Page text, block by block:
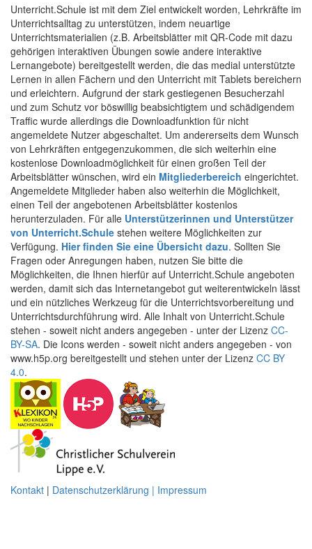
Unterricht.Schule ist mit dem Ziel entwickelt worden, Lehrkräfte im
Unterrichtsalltag zu unterstützen, indem neuartige
Unterrichtsmaterialien (z.B. Arbeitsblätter mit QR-Code mit dazu
gehörigen interaktiven Übungen sowie andere interaktive
Lernangebote) bereitgestellt werden, die das medial unterstützte
Lernen in allen Fächern und den Unterricht mit Tablets bereichern
und erleichtern. Aufgrund der stark gestiegenen Besucherzahl
und zum Schutz vor böswillig beabsichtigtem und schädigendem
Traffic wurde allerdings die Downloadfunktion für nicht
angemeldete Nutzer abgeschaltet. Um andererseits dem Wunsch
von Lehrkräften entgegenzukommen, die sich weiterhin eine
kostenlose Downloadmöglichkeit für einen großen Teil der
Arbeitsblätter wünschen, wird ein Mitgliederbereich eingerichtet.
Angemeldete Mitglieder haben also weiterhin die Möglichkeit,
einen Teil der angebotenen Arbeitsblätter kostenlos
herunterzuladen. Für alle Unterstützerinnen und Unterstützer
von Unterricht.Schule stehen weitere Möglichkeiten zur
Verfügung. Hier finden Sie eine Übersicht dazu. Sollten Sie
Fragen oder Anregungen haben, nutzen Sie bitte die
Möglichkeiten, die Ihnen hierfür auf Unterricht.Schule angeboten
werden, damit sich das Internetangebot gut weiterentwickeln lässt
und ein nützliches Werkzeug für die Unterrichtsvorbereitung und
Unterrichtsdurchführung wird. Alle Inhalt von Unterricht.Schule
stehen - soweit nicht anders angegeben - unter der Lizenz CC-
BY-SA. Die Icons werden - soweit nicht anders angegeben - von
www.h5p.org bereitgestellt und stehen unter der Lizenz CC BY
4.0.
Kontakt | Datenschutzerklärung | Impressum